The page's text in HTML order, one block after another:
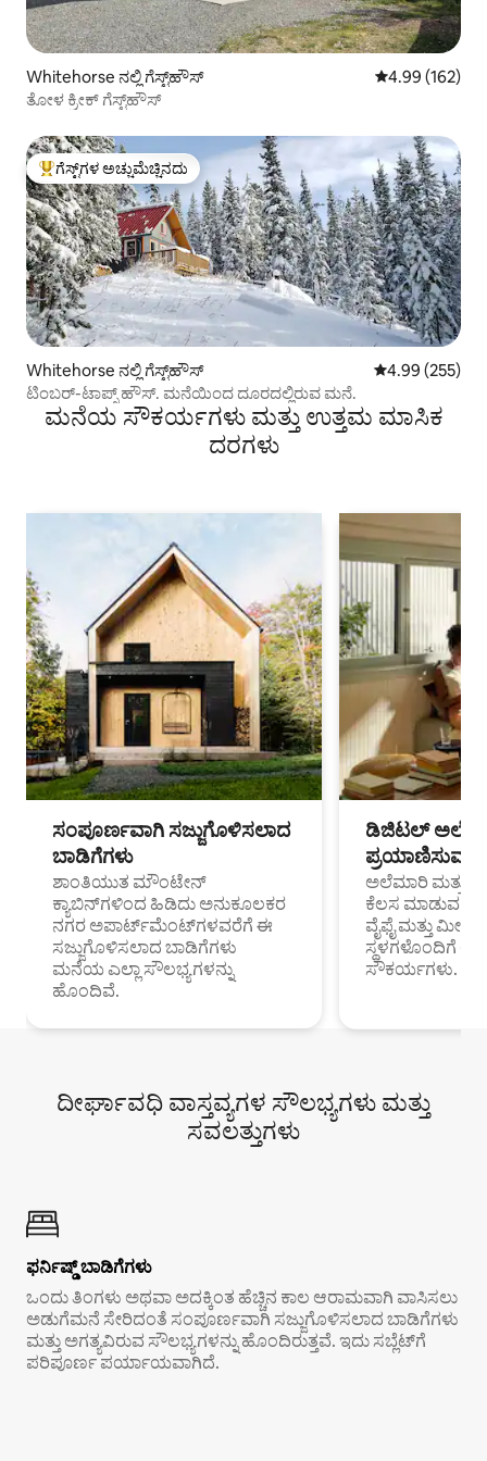
Whitehorse ನಲ್ಲಿ ಗೆಸ್ಟ್‌ಹೌಸ್ 5 ರಲ್ಲಿ 4.99
4.99 (162)
ತೋಳ ಕ್ರೀಕ್ ಗೆಸ್ಟ್‌ಹೌಸ್
ಗೆಸ್ಟ್‌ಗಳಿಗೆ ಅತಿ ಹೆಚ್ಚು ಅಚ್ಚುಮೆಚ್ಚಿನದು
ಗೆಸ್ಟ್‌ಗಳ ಅಚ್ಚುಮೆಚ್ಚಿನದು
Whitehorse ನಲ್ಲಿ ಗೆಸ್ಟ್‌ಹೌಸ್ 5 ರಲ್ಲಿ 4.99
4.99 (255)
ಟಿಂಬರ್-ಟಾಪ್ಸ್ ಹೌಸ್. ಮನೆಯಿಂದ ದೂರದಲ್ಲಿರುವ ಮನೆ.
ಮನೆಯ ಸೌಕರ್ಯಗಳು ಮತ್ತು ಉತ್ತಮ ಮಾಸಿಕ
ದರಗಳು
ಸಂಪೂರ್ಣವಾಗಿ ಸಜ್ಜುಗೊಳಿಸಲಾದ
ಬಾಡಿಗೆಗಳು
ಶಾಂತಿಯುತ ಮೌಂಟೇನ್
ಕ್ಯಾಬಿನ್‌ಗಳಿಂದ ಹಿಡಿದು ಅನುಕೂಲಕರ
ನಗರ ಅಪಾರ್ಟ್‌ಮೆಂಟ್‌ಗಳವರೆಗೆ ಈ
ಸಜ್ಜುಗೊಳಿಸಲಾದ ಬಾಡಿಗೆಗಳು
ಮನೆಯ ಎಲ್ಲಾ ಸೌಲಭ್ಯಗಳನ್ನು
ಹೊಂದಿವೆ.
ಡಿಜಿಟಲ್
ಪ್ರಯಾಣಿಸುವ
ಅಲೆಮಾರಿ ಮತ್ತು
ಕೆಲಸ ಮಾಡುವ
ವೈಫೈ ಮತ್ತು
ಸ್ಥಳಗಳೊಂದಿಗೆ
ಸೌಕರ್ಯಗಳು.
ದೀರ್ಘಾವಧಿ ವಾಸ್ತವ್ಯಗಳ ಸೌಲಭ್ಯಗಳು ಮತ್ತು
ಸವಲತ್ತುಗಳು
ಫರ್ನಿಷ್ಡ್ ಬಾಡಿಗೆಗಳು
ಒಂದು ತಿಂಗಳು ಅಥವಾ ಅದಕ್ಕಿಂತ ಹೆಚ್ಚಿನ ಕಾಲ ಆರಾಮವಾಗಿ ವಾಸಿಸಲು
ಅಡುಗೆಮನೆ ಸೇರಿದಂತೆ ಸಂಪೂರ್ಣವಾಗಿ ಸಜ್ಜುಗೊಳಿಸಲಾದ ಬಾಡಿಗೆಗಳು
ಮತ್ತು ಅಗತ್ಯವಿರುವ ಸೌಲಭ್ಯಗಳನ್ನು ಹೊಂದಿರುತ್ತವೆ. ಇದು ಸಬ್ಲೆಟ್‌ಗೆ
ಪರಿಪೂರ್ಣ ಪರ್ಯಾಯವಾಗಿದೆ.